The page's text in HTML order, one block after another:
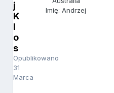
j
K
l
o
s
Opublikowano
31
Marca
Imię: Andrzej